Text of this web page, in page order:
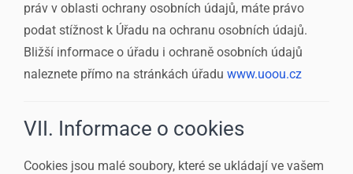
práv v oblasti ochrany osobních údajů, máte právo
podat stížnost k Úřadu na ochranu osobních údajů.
Bližší informace o úřadu i ochraně osobních údajů
naleznete přímo na stránkách úřadu www.uoou.cz
VII. Informace o cookies
Cookies jsou malé soubory, které se ukládají ve vašem